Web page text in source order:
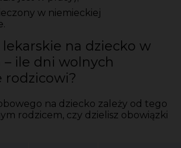
w niemieckiej
na dziecko w
– ile dni wolnych
rodzicowi?
na dziecko zależy od tego
rodzicem, czy dzielisz obowiązki